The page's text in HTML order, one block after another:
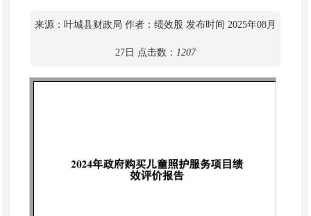
来源：叶城县财政局 作者：绩效股 发布时间 2025年08月
27日 点击数： 1207